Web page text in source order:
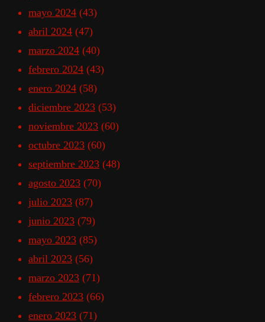
mayo 2024 (43)
abril 2024 (47)
marzo 2024 (40)
febrero 2024 (43)
enero 2024 (58)
diciembre 2023 (53)
noviembre 2023 (60)
octubre 2023 (60)
septiembre 2023 (48)
agosto 2023 (70)
julio 2023 (87)
junio 2023 (79)
mayo 2023 (85)
abril 2023 (56)
marzo 2023 (71)
febrero 2023 (66)
enero 2023 (71)